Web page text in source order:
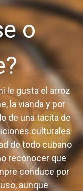
o
le gusta el arroz
la vianda y por
de una tacita de
culturales
de todo cubano
reconocer que
conduce por
aunque